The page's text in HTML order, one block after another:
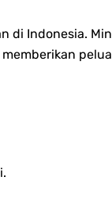
di Indonesia.